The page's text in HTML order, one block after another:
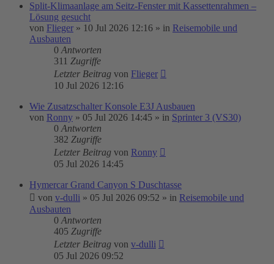
Split-Klimaanlage am Seitz-Fenster mit Kassettenrahmen –
Lösung gesucht
von Flieger » 10 Jul 2026 12:16 » in Reisemobile und
Ausbauten
0 Antworten
311 Zugriffe
Letzter Beitrag von Flieger
10 Jul 2026 12:16
Wie Zusatzschalter Konsole E3J Ausbauen
von Ronny » 05 Jul 2026 14:45 » in Sprinter 3 (VS30)
0 Antworten
382 Zugriffe
Letzter Beitrag von Ronny
05 Jul 2026 14:45
Hymercar Grand Canyon S Duschtasse
von v-dulli » 05 Jul 2026 09:52 » in Reisemobile und
Ausbauten
0 Antworten
405 Zugriffe
Letzter Beitrag von v-dulli
05 Jul 2026 09:52